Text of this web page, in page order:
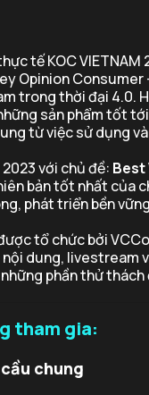
tế KOC
Opinion
trong thời đại 4.0.
sản phẩm tốt
từ việc sử dụng
2023 với chủ đề: Best
bản tốt nhất của
phát triển bền
tổ chức bởi
dung, livestream
phần thử thách
tham gia:
cầu chung